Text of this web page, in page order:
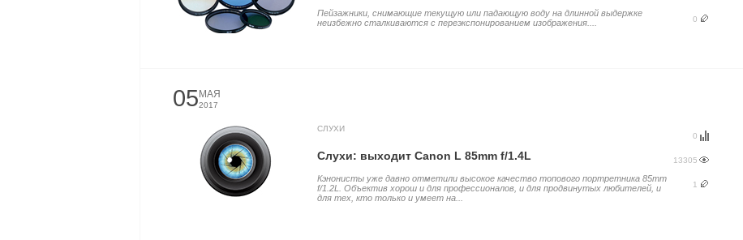
Пейзажники, снимающие текущую или падающую воду на длинной выдержке
неизбежно сталкиваются с переэкспонированием изображения....
0
05 МАЯ
2017
СЛУХИ
Слухи: выходит Canon L 85mm f/1.4L
Кэнонисты уже давно отметили высокое качество топового портретника 85mm
f/1.2L. Объектив хорош и для профессионалов, и для продвинутых любителей, и
для тех, кто только и умеет на...
0
13305
1